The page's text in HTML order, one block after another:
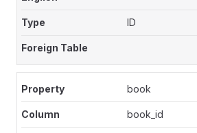
ID
book
book_id